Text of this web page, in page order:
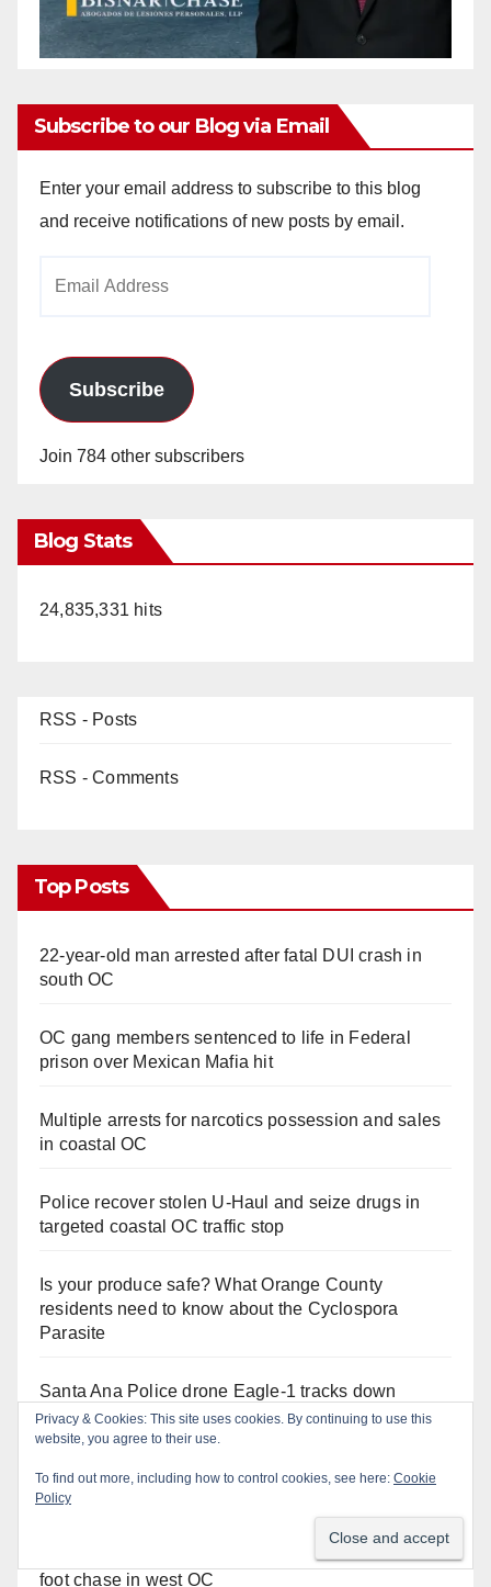
Subscribe to our Blog via Email
Enter your email address to subscribe to this blog
and receive notifications of new posts by email.
Subscribe
Join 784 other subscribers
Blog Stats
24,835,331 hits
RSS - Posts
RSS - Comments
Top Posts
22-year-old man arrested after fatal DUI crash in
south OC
OC gang members sentenced to life in Federal
prison over Mexican Mafia hit
Multiple arrests for narcotics possession and sales
in coastal OC
Police recover stolen U-Haul and seize drugs in
targeted coastal OC traffic stop
Is your produce safe? What Orange County
residents need to know about the Cyclospora
Parasite
Santa Ana Police drone Eagle-1 tracks down
violent porch thief in minutes
Irvine Police use drone to stop Santa Ana DUI
suspect after near-miss collision
Stolen car recovered after high-speed pursuit and
foot chase in west OC
Privacy & Cookies: This site uses cookies. By continuing to use this
website, you agree to their use.
To find out more, including how to control cookies, see here: Cookie
Policy